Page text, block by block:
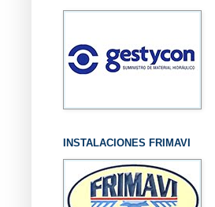
INSTALACIONES FRIMAVI